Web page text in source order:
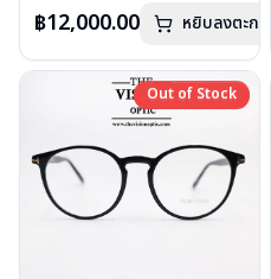
เลนส์ : Demo lens
น้ำหนัก : 23 กรัม
อุปกรณ์ : กล่องแว่น, ผ้าเช็ดแว่น
การรับประกัน : 1 ปี
กรุณาติดต่อเราคลิก
฿12,000.00 หยิบลงตะกร้า
Out of Stock
Out of Stock